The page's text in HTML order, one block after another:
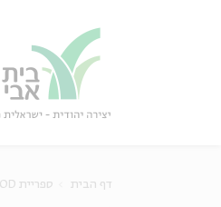
דף הבית ספריית VOD